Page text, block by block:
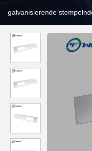
galvanisierende